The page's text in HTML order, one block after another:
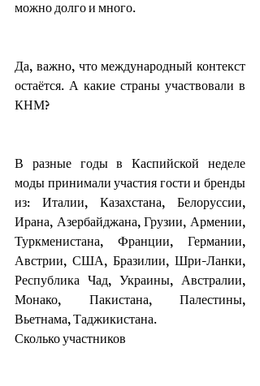
можно долго и много.
Да, важно, что международный контекст
остаётся. А какие страны участвовали в
КНМ?
В разные годы в Каспийской неделе
моды принимали участия гости и бренды
из: Италии, Казахстана, Белоруссии,
Ирана, Азербайджана, Грузии, Армении,
Туркменистана, Франции, Германии,
Австрии, США, Бразилии, Шри-Ланки,
Республика Чад, Украины, Австралии,
Монако, Пакистана, Палестины,
Вьетнама, Таджикистана.
Сколько участников